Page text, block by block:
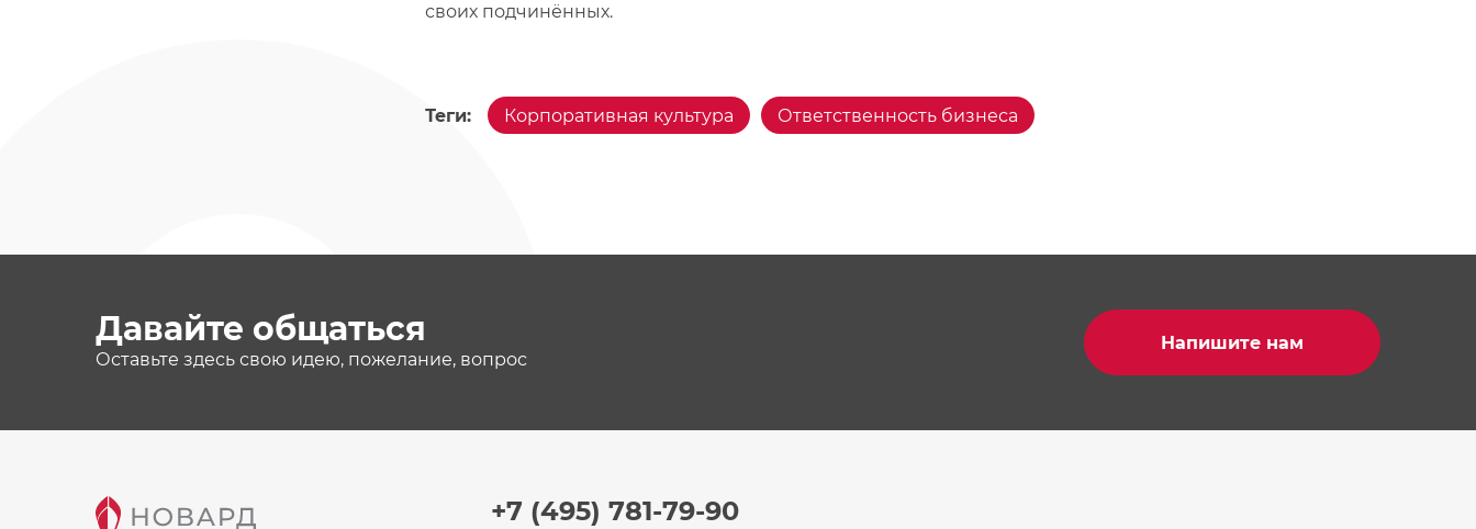
своих подчинённых.
Теги: Корпоративная культура Ответственность бизнеса
Давайте общаться
Оставьте здесь свою идею, пожелание, вопрос
Напишите нам
+7 (495) 781-79-90